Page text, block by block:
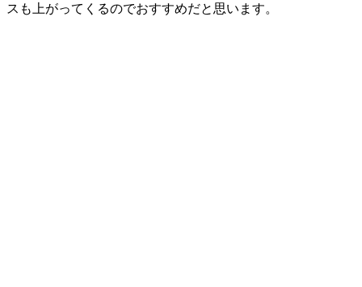
スも上がってくるのでおすすめだと思います。